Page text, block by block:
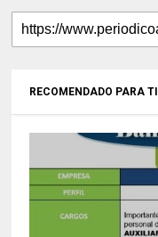
RECOMENDADO PARA TI